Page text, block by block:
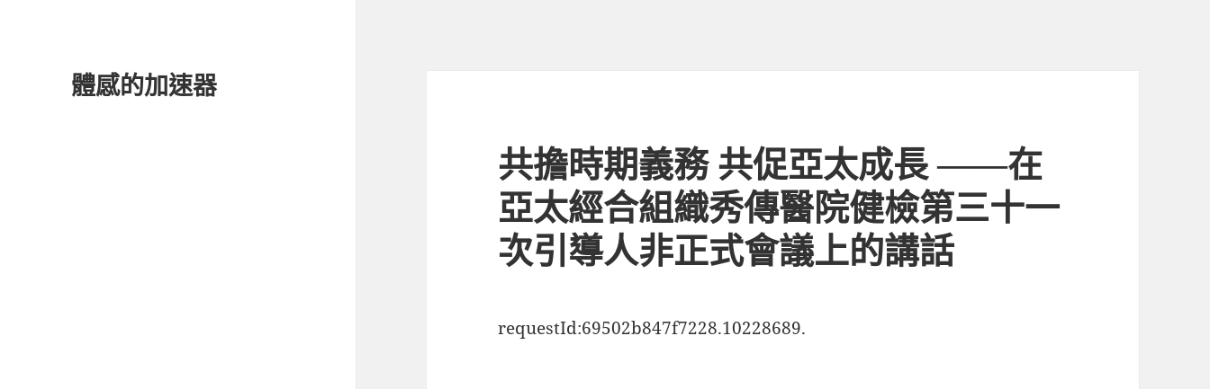
體感的加速器
共擔時期義務 共促亞太成長 ——在
亞太經合組織秀傳醫院健檢第三十一
次引導人非正式會議上的講話
requestId:69502b847f7228.10228689.